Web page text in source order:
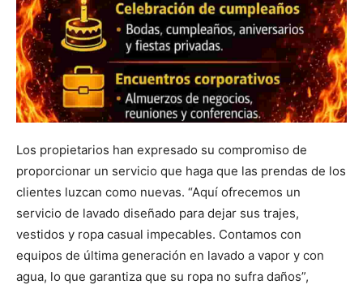
Los propietarios han expresado su compromiso de
proporcionar un servicio que haga que las prendas de los
clientes luzcan como nuevas. “Aquí ofrecemos un
servicio de lavado diseñado para dejar sus trajes,
vestidos y ropa casual impecables. Contamos con
equipos de última generación en lavado a vapor y con
agua, lo que garantiza que su ropa no sufra daños”,